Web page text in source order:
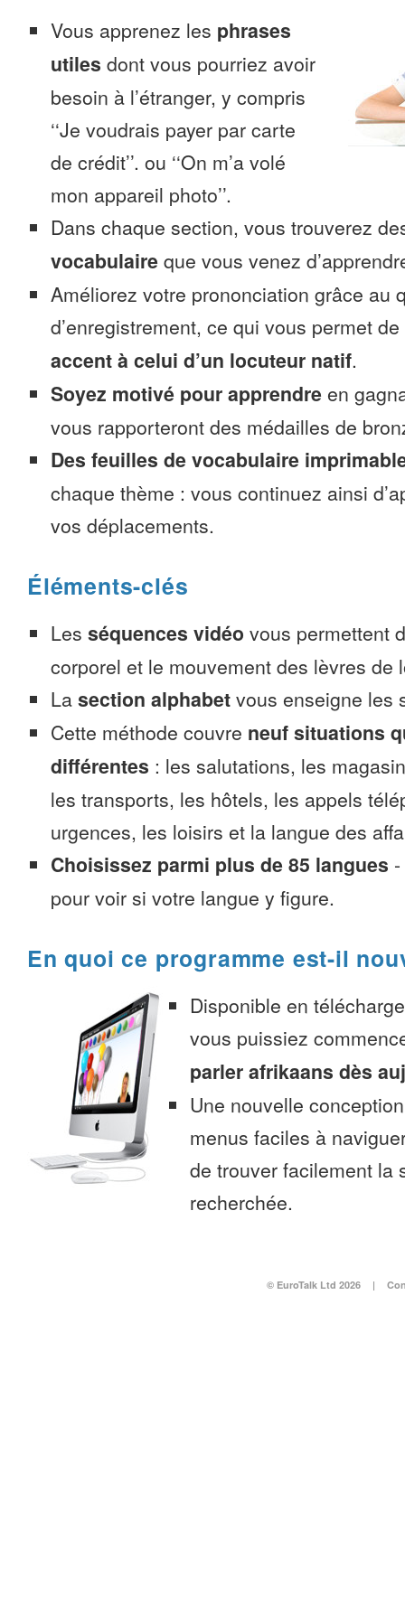
Vous apprenez les phrases
utiles dont vous pourriez avoir
besoin à l’étranger, y compris
‘‘Je voudrais payer par carte
de crédit’’. ou ‘‘On m’a volé
mon appareil photo’’.
Dans chaque section, vous trouverez
vocabulaire que vous venez
Améliorez votre prononciation grâce au
d’enregistrement, ce qui vous permet de
accent à celui d’un locuteur natif.
Soyez motivé pour apprendre en
vous rapporteront des médailles de
Des feuilles de vocabulaire
chaque thème : vous continuez ainsi
vos déplacements.
Éléments-clés
Les séquences vidéo vous permettent
corporel et le mouvement des lèvres de
La section alphabet vous enseigne les
Cette méthode couvre neuf situations
différentes : les salutations, les
les transports, les hôtels, les appels
urgences, les loisirs et la langue des
Choisissez parmi plus de 85 langues -
pour voir si votre langue y figure.
En quoi ce programme est-il
Disponible en
vous puissiez
parler afrikaans dès
Une nouvelle
menus faciles à
de trouver facilement la
recherchée.
© EuroTalk Ltd 2026 |